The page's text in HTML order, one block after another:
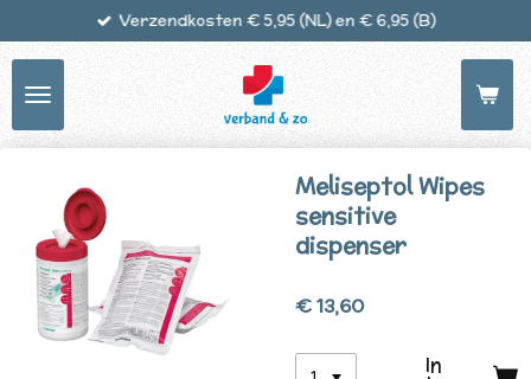
de
hoofdinhoud
Verzendkosten € 5,95 (NL) en € 6,95 (B)
Meliseptol Wipes
sensitive
dispenser
€ 13,60
In